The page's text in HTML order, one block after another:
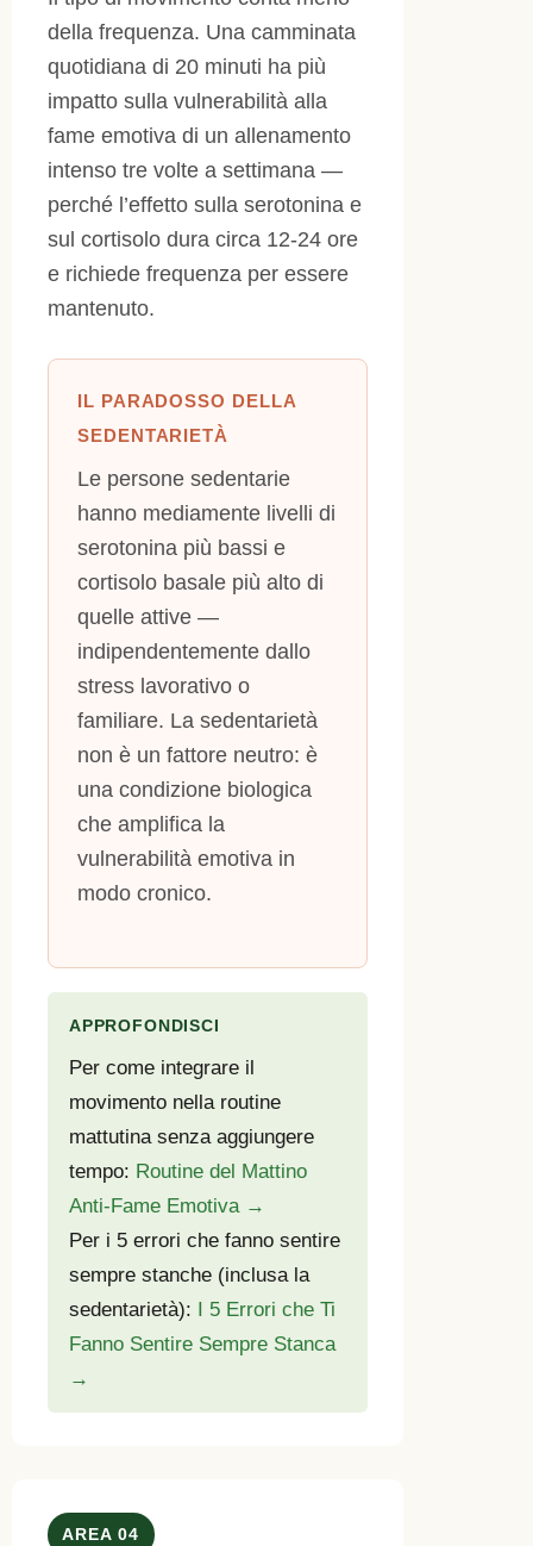
della frequenza. Una camminata
quotidiana di 20 minuti ha più
impatto sulla vulnerabilità alla
fame emotiva di un allenamento
intenso tre volte a settimana —
perché l’effetto sulla serotonina e
sul cortisolo dura circa 12-24 ore
e richiede frequenza per essere
mantenuto.
IL PARADOSSO DELLA
SEDENTARIETÀ
Le persone sedentarie
hanno mediamente livelli di
serotonina più bassi e
cortisolo basale più alto di
quelle attive —
indipendentemente dallo
stress lavorativo o
familiare. La sedentarietà
non è un fattore neutro: è
una condizione biologica
che amplifica la
vulnerabilità emotiva in
modo cronico.
APPROFONDISCI
Per come integrare il
movimento nella routine
mattutina senza aggiungere
tempo: Routine del Mattino
Anti-Fame Emotiva →
Per i 5 errori che fanno sentire
sempre stanche (inclusa la
sedentarietà):
I 5 Errori che Ti
Fanno Sentire Sempre Stanca
→
AREA 04